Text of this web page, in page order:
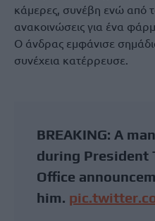
κάμερες, συνέβη ενώ από
ανακοινώσεις για ένα
Ο άνδρας εμφάνισε
συνέχεια κατέρρευσε.
BREAKING: A
during President
Office
him.